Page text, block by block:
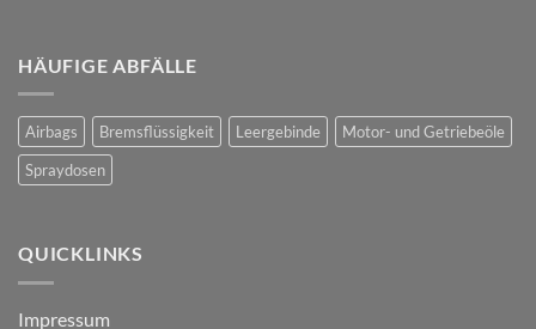
HÄUFIGE ABFÄLLE
Airbags Bremsflüssigkeit Leergebinde
Motor- und Getriebeöle
Spraydosen
QUICKLINKS
Impressum